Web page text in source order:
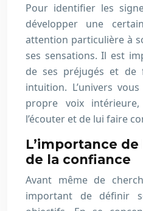
Pour identifier les
développer une
attention particulière à
ses sensations. Il est
de ses préjugés et de
intuition. L’univers
propre voix
l’écouter et de lui faire
L’importance
de la confiance
Avant même de
important de définir